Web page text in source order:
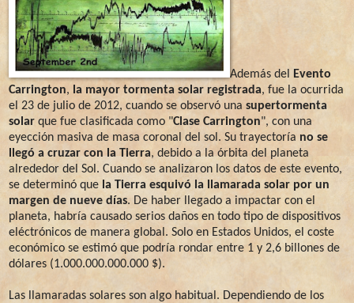
Además del
Evento
Carrington, la mayor tormenta solar registrada, fue la ocurrida
el 23 de julio de 2012, cuando se observó una supertormenta
solar que fue clasificada como "Clase Carrington", con una
eyección masiva de masa coronal del sol. Su trayectoría no se
llegó a cruzar con la Tierra, debido a la órbita del planeta
alrededor del Sol. Cuando se analizaron los datos de este evento,
se determinó que la Tierra esquivó la llamarada solar por un
margen de nueve días. De haber llegado a impactar con el
planeta, habría causado serios daños en todo tipo de dispositivos
eléctrónicos de manera global. Solo en Estados Unidos, el coste
económico se estimó que podría rondar entre 1 y 2,6 billones de
dólares (1.000.000.000.000 $).
Las llamaradas solares son algo habitual. Dependiendo de los